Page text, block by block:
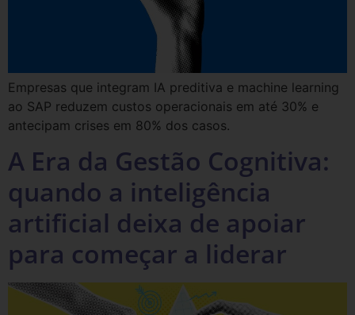
Empresas que integram IA preditiva e machine learning
ao SAP reduzem custos operacionais em até 30% e
antecipam crises em 80% dos casos.
A Era da Gestão Cognitiva:
quando a inteligência
artificial deixa de apoiar
para começar a liderar